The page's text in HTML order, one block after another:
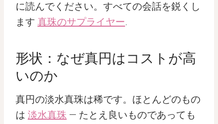
に読んでください。すべての会話を鋭くし
ます 真珠のサプライヤー.
形状：なぜ真円はコストが高
いのか
真円の淡水真珠は稀です。ほとんどのもの
は 淡水真珠 — たとえ良いものであっても